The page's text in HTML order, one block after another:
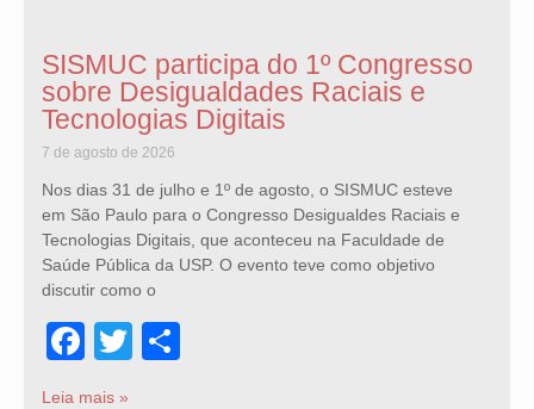
SISMUC participa do 1º Congresso
sobre Desigualdades Raciais e
Tecnologias Digitais
7 de agosto de 2026
Nos dias 31 de julho e 1º de agosto, o SISMUC esteve
em São Paulo para o Congresso Desigualdes Raciais e
Tecnologias Digitais, que aconteceu na Faculdade de
Saúde Pública da USP. O evento teve como objetivo
discutir como o
Facebook
Twitter
Leia mais »